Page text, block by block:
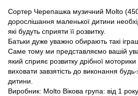
Сортер Черепашка музичний Molto
дорослішання маленької дитини
які будуть сприяти її розвитку.
Батьки дуже уважно обирають такі
Саме тому ми представляємо вашій
який сприяє розвитку дрібної
виховати завзятість до виконання
дитини.
Виробник: Molto Вікова група: від 1